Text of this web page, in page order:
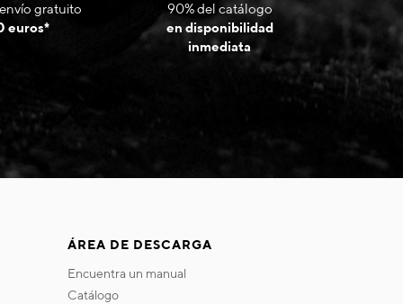
gratuito
euros*
90% del catálogo
en disponibilidad
inmediata
ÁREA DE DESCARGA
encuentra un manual
catálogo